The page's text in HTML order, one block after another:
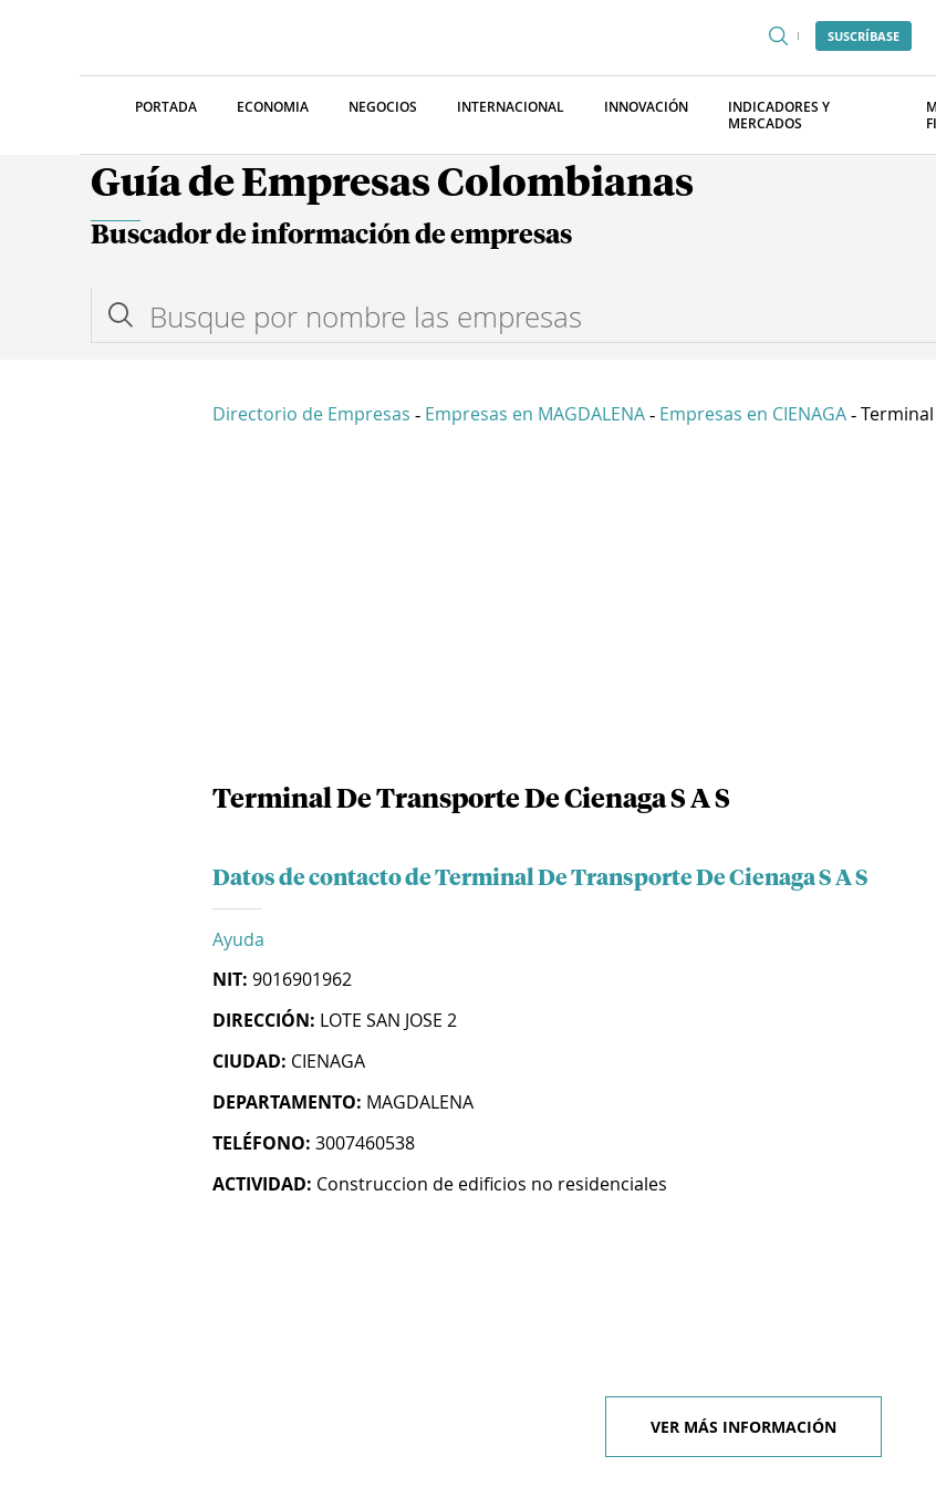
SUSCRÍBASE
PORTADA ECONOMIA NEGOCIOS INTERNACIONAL INNOVACIÓN
INDICADORES Y
MERCADOS
Guía de Empresas Colombianas
Buscador de información de empresas
Directorio de Empresas - Empresas en MAGDALENA - Empresas en CIENAGA -
Terminal De Transporte De Cienaga S A S
Datos de contacto de Terminal De Transporte De Cienaga S A S
Ayuda
NIT: 9016901962
DIRECCIÓN: LOTE SAN JOSE 2
CIUDAD: CIENAGA
DEPARTAMENTO: MAGDALENA
TELÉFONO: 3007460538
ACTIVIDAD: Construccion de edificios no residenciales
VER MÁS INFORMACIÓN